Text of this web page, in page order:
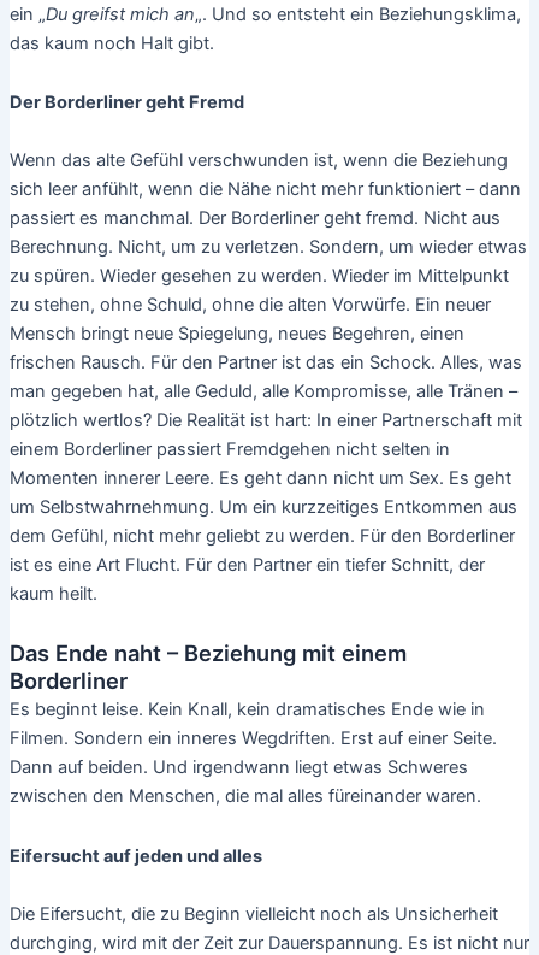
ein „Du greifst mich an„. Und so entsteht ein Beziehungsklima,
das kaum noch Halt gibt.
Der Borderliner geht Fremd
Wenn das alte Gefühl verschwunden ist, wenn die Beziehung
sich leer anfühlt, wenn die Nähe nicht mehr funktioniert – dann
passiert es manchmal. Der Borderliner geht fremd. Nicht aus
Berechnung. Nicht, um zu verletzen. Sondern, um wieder etwas
zu spüren. Wieder gesehen zu werden. Wieder im Mittelpunkt
zu stehen, ohne Schuld, ohne die alten Vorwürfe. Ein neuer
Mensch bringt neue Spiegelung, neues Begehren, einen
frischen Rausch. Für den Partner ist das ein Schock. Alles, was
man gegeben hat, alle Geduld, alle Kompromisse, alle Tränen –
plötzlich wertlos? Die Realität ist hart: In einer Partnerschaft mit
einem Borderliner passiert Fremdgehen nicht selten in
Momenten innerer Leere. Es geht dann nicht um Sex. Es geht
um Selbstwahrnehmung. Um ein kurzzeitiges Entkommen aus
dem Gefühl, nicht mehr geliebt zu werden. Für den Borderliner
ist es eine Art Flucht. Für den Partner ein tiefer Schnitt, der
kaum heilt.
Das Ende naht – Beziehung mit einem
Borderliner
Es beginnt leise. Kein Knall, kein dramatisches Ende wie in
Filmen. Sondern ein inneres Wegdriften. Erst auf einer Seite.
Dann auf beiden. Und irgendwann liegt etwas Schweres
zwischen den Menschen, die mal alles füreinander waren.
Eifersucht auf jeden und alles
Die Eifersucht, die zu Beginn vielleicht noch als Unsicherheit
durchging, wird mit der Zeit zur Dauerspannung. Es ist nicht nur